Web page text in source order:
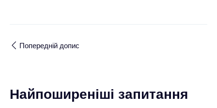
Попередній допис
Найпоширеніші запитання